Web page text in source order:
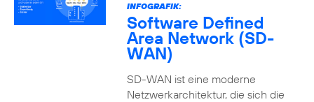
INFOGRAFIK:
Software Defined
Area Network (SD-
WAN)
SD-WAN ist eine moderne
Netzwerkarchitektur, die sich die